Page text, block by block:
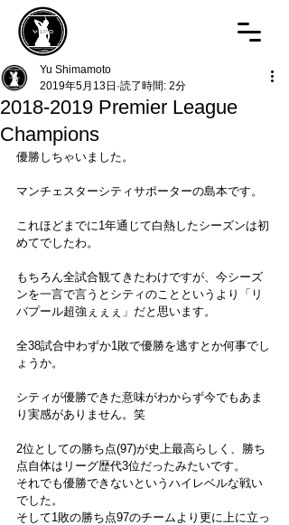
2018-2019 Premier League
Champions
Yu Shimamoto
2019年5月13日 読了時間: 2分
優勝しちゃいました。
マンチェスターシティサポーターの島本です。
これほどまでに1年通じて白熱したシーズンは初
めてでしたわ。
もちろん全試合観てきたわけですが、今シーズ
ンを一言で言うとシティのことというより「リ
バプール超強ぇぇぇ」だと思います。
全38試合中わずか1敗で優勝を逃すとか何事でし
ょうか。
シティが優勝できた意味がわからず今でもあま
り実感がありません。笑
2位としての勝ち点(97)が史上最高らしく、勝ち
点自体はリーグ歴代3位だったみたいです。
それでも優勝できないというハイレベルな戦い
でした。
そして1敗の勝ち点97のチームより更に上に立っ